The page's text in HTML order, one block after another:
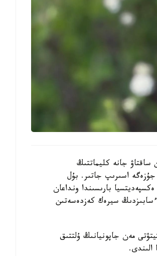
ساقتاۋ جانە كليماتتىڭ
جۇزەگە اسىرىپ جاتىر. بۇل
بارىسىندا ونداعان
سيرەك كەزدەسەتىن
مەن جاپونيانىڭ ۇلتتىق